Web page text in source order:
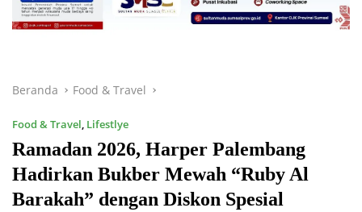
Beranda Food & Travel
Food & Travel, Lifestlye
Ramadan 2026, Harper Palembang
Hadirkan Bukber Mewah “Ruby Al
Barakah” dengan Diskon Spesial